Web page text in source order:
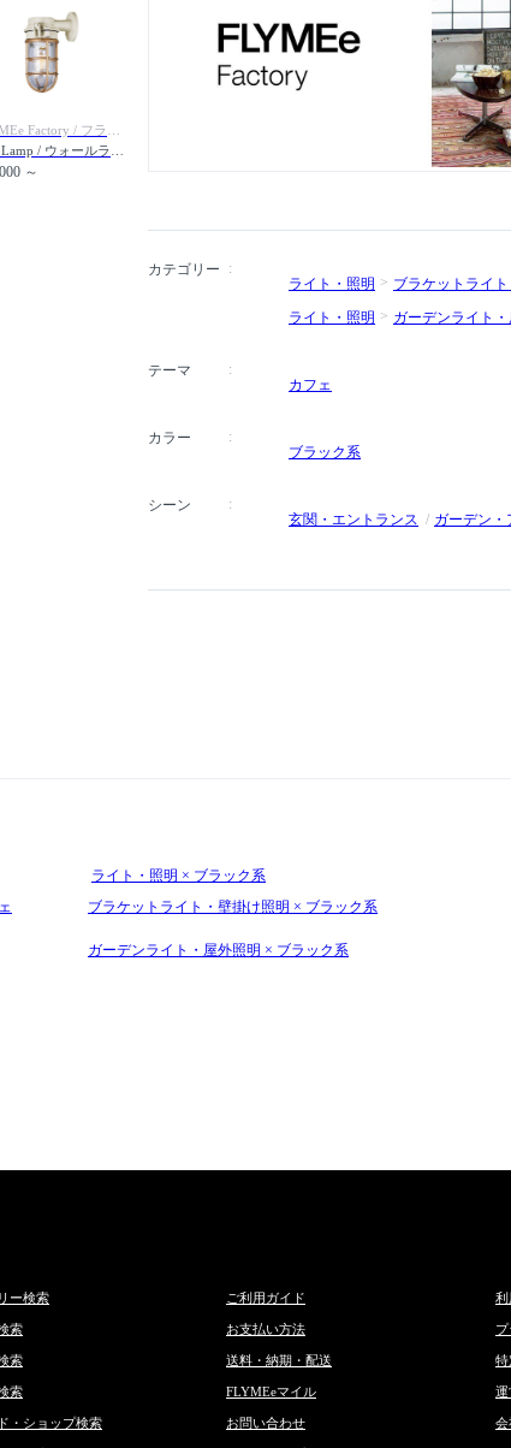
カテゴリー
ライト・照明
ブラケットライ
ライト・照明
ガーデンライト
テーマ
カフェ
カラー
ブラック系
シーン
玄関・エントランス
ガーデン・
～
ライト・照明 × ブラック系
ブラケットライト・壁掛け照明 × ブラック系
ガーデンライト・屋外照明 × ブラック系
ー検索
索
索
索
・ショップ検索
ご利用ガイド
お支払い方法
送料・納期・配送
FLYMEeマイル
お問い合わせ
利
特
運
会